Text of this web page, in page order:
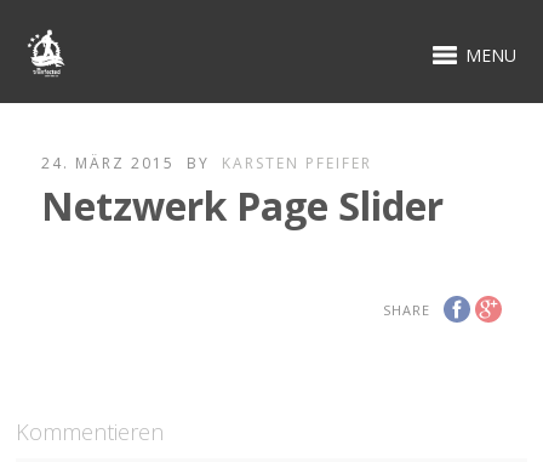
MENU
24. MÄRZ 2015 BY KARSTEN PFEIFER
Netzwerk Page Slider
SHARE
Kommentieren